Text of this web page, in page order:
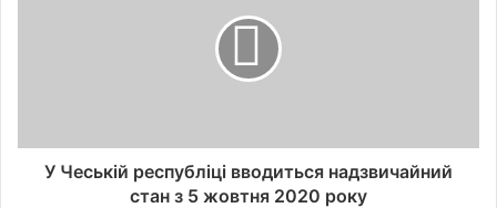
У Чеській республіці вводиться надзвичайний
стан з 5 жовтня 2020 року